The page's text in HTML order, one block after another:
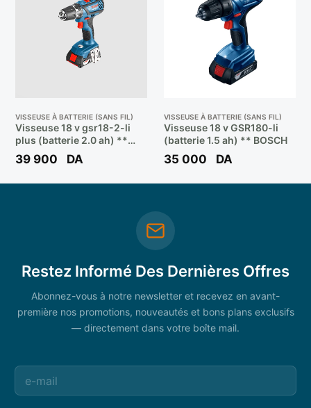
VISSEUSE À BATTERIE (SANS FIL)
Visseuse 18 v gsr18-2-li
plus (batterie 2.0 ah) **
BOSCH
39 900 DA
VISSEUSE À BATTERIE (SANS FIL)
Visseuse 18 v GSR180-li
(batterie 1.5 ah) ** BOSCH
35 000 DA
Restez Informé Des Dernières Offres
Abonnez-vous à notre newsletter et recevez en avant-
première nos promotions, nouveautés et bons plans exclusifs
— directement dans votre boîte mail.